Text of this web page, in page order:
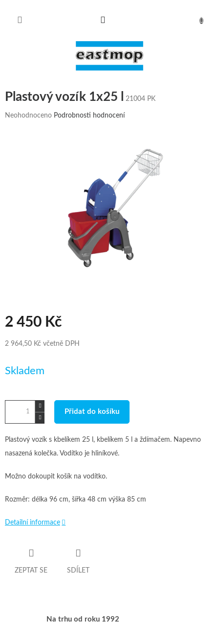
Plastový vozík 1x25 l 21004 PK
Průměrné
Neohodnoceno Podrobnosti hodnocení
2 450 Kč
2 964,50 Kč včetně DPH
cena:
Skladem
Přidat do košíku
Plastový vozík s kbelíkem 25 l, kbelíkem 5 l a ždímačem. Napevno
nasazená kolečka. Vodítko je hliníkové.
Možno dokoupit košík na vodítko.
Rozměr: délka 96 cm, šířka 48 cm výška 85 cm
Detailní informace
ZEPTAT SE SDÍLET
Na trhu od roku 1992